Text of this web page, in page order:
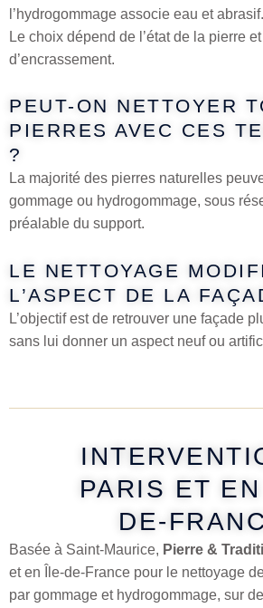
l’hydrogommage associe eau et abrasif.
Le choix dépend de l’état de la pierre
d’encrassement.
PEUT-ON NETTOYER
PIERRES AVEC CES
?
La majorité des pierres naturelles
gommage ou hydrogommage, sous
préalable du support.
LE NETTOYAGE
L’ASPECT DE LA
L’objectif est de retrouver une façade
sans lui donner un aspect neuf ou
PARIS ET
DE-
Basée à Saint-Maurice, Pierre &
et en Île-de-France pour le nettoyage
par gommage et hydrogommage, sur